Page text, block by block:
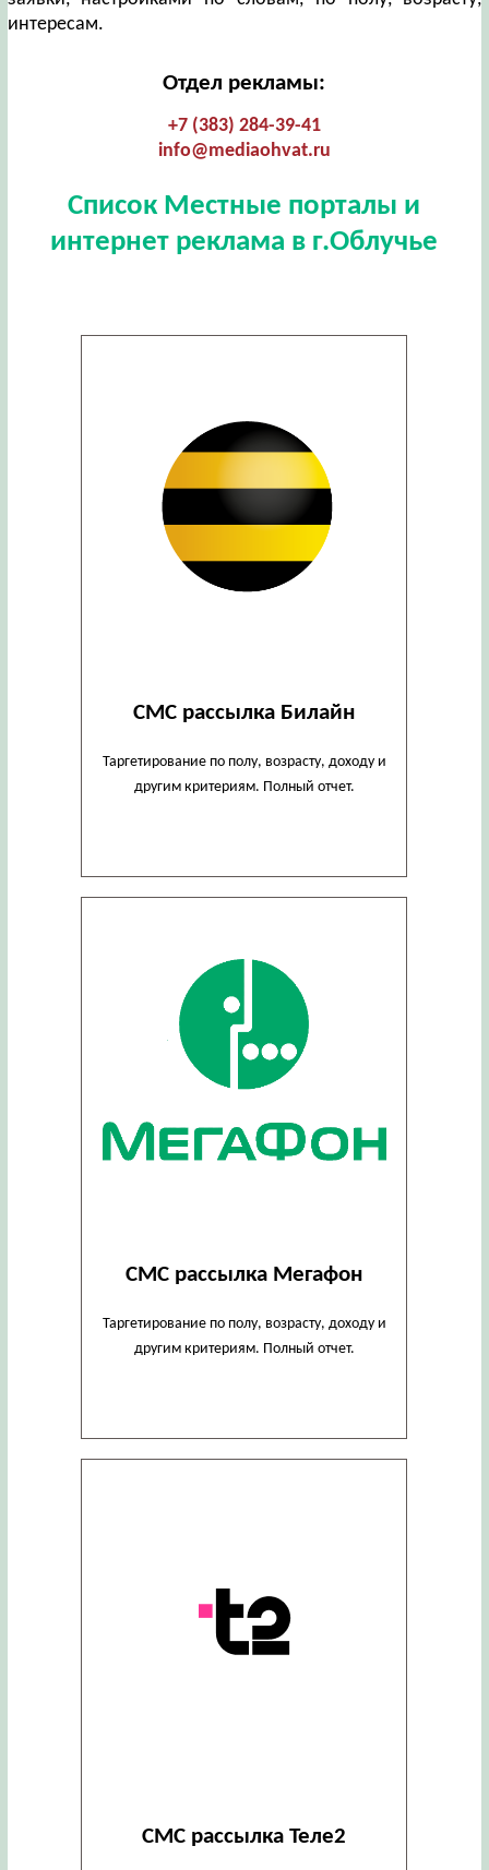
интересам.
Отдел рекламы:
+7 (383) 284-39-41
info@mediaohvat.ru
Список Местные порталы и
интернет реклама в г.Облучье
СМС рассылка Билайн
Таргетирование по полу, возрасту, доходу и
другим критериям. Полный отчет.
СМС рассылка Мегафон
Таргетирование по полу, возрасту, доходу и
другим критериям. Полный отчет.
СМС рассылка Теле2